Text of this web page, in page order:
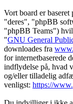
Vort board er
"deres", "phpBB
"phpBB Teams")
"GNU General
downloades fra
for internetbaserede
indflydelse på, hvad
og/eller tilladelig
venligst: https://